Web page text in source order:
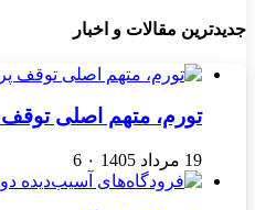
جدیدترین مقالات و اخبار
تورم، متهم اصلی
19 مرداد 1405 ۰ 6